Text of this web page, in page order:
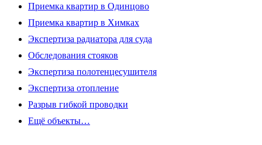
Приемка квартир в Одинцово
Приемка квартир в Химках
Экспертиза радиатора для суда
Обследования стояков
Экспертиза полотенцесушителя
Экспертиза отопление
Разрыв гибкой проводки
Ещё объекты…